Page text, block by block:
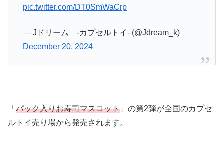
pic.twitter.com/DT0SmWaCrp
— Jドリーム -カプセルトイ- (@Jdream_k)
December 20, 2024
「 パック入りお寿司マスコット 」の第2弾が全国のカプセ
ルトイ売り場から発売されます。